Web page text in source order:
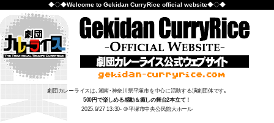
◆◇◆Welcome to Gekidan CurryRice official website◆◇◆
劇団カレーライスは､湘南･神奈川県平塚市を中心に活動する演劇団体です｡
500円で楽しめる感動＆癒しの舞台2本立て！
2025.9/27 13:30- ＠平塚市中央公民館大ホール